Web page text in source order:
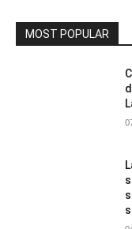
MOST POPULAR